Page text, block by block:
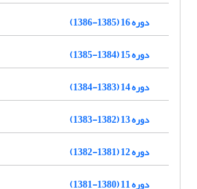
دوره 16 (1385-1386)
دوره 15 (1384-1385)
دوره 14 (1383-1384)
دوره 13 (1382-1383)
دوره 12 (1381-1382)
دوره 11 (1380-1381)